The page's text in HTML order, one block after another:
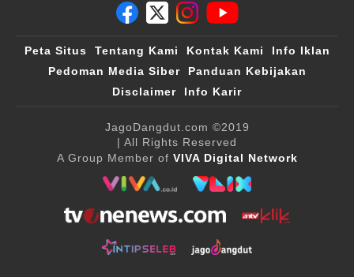
Peta Situs Tentang Kami Kontak Kami
Info Iklan
Pedoman Media Siber
Panduan Kebijakan
Disclaimer
Info Karir
JagoDangdut.com ©2019
| All Rights Reserved
A Group Member of VIVA Digital Network